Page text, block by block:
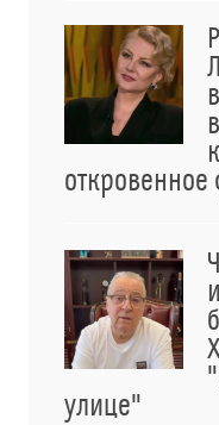
откровенное
улице"